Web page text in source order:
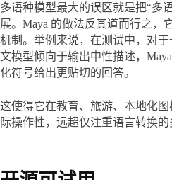
多语种模型最大的误区就是把“多
展。Maya 的做法反其道而行之，
机制。举例来说，在测试中，对
文模型倾向于输出中性描述，
化符号给出更贴切的回答。
这使得它在教育、旅游、本地化
际操作性，远超仅注重语言转换的